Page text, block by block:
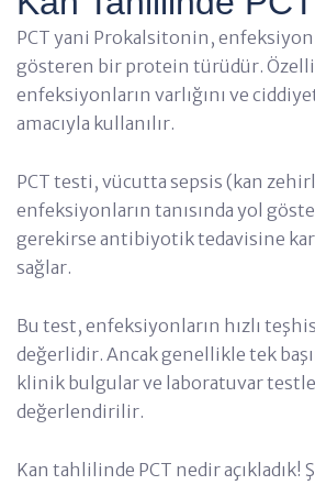
PCT yani Prokalsitonin, enfeksiyon
gösteren bir protein türüdür.
enfeksiyonların varlığını ve
amacıyla kullanılır.
PCT testi, vücutta sepsis (kan
enfeksiyonların tanısında yol
gerekirse antibiyotik tedavisine
sağlar.
Bu test, enfeksiyonların hızlı
değerlidir. Ancak genellikle tek
klinik bulgular ve laboratuvar
değerlendirilir.
Kan tahlilinde PCT nedir açıkladık!